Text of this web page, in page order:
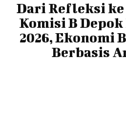
Dari Refleksi ke
Komisi B
2026, Ekonomi
Berbasis